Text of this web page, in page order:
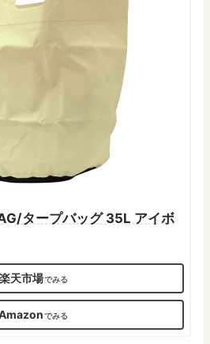
タープバッグ 35L アイボ
楽天市場